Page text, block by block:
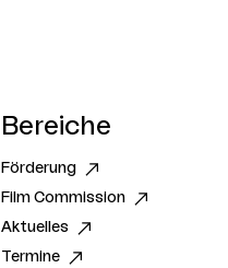
Bereiche
Förderung
Film Commission
Aktuelles
Termine